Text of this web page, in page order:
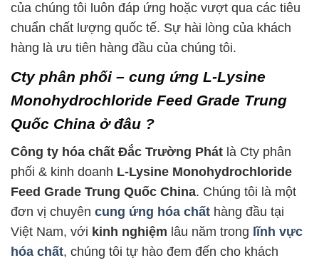
của chúng tôi luôn đáp ứng hoặc vượt qua các tiêu
chuẩn chất lượng quốc tế. Sự hài lòng của khách
hàng là ưu tiên hàng đầu của chúng tôi.
Cty phân phối – cung ứng L-Lysine
Monohydrochloride Feed Grade Trung
Quốc China ở đâu ?
Công ty hóa chất Đắc Trường Phát là Cty phân
phối & kinh doanh L-Lysine Monohydrochloride
Feed Grade Trung Quốc China. Chúng tôi là một
đơn vị chuyên cung ứng hóa chất hàng đầu tại
Việt Nam, với kinh nghiệm lâu năm trong lĩnh vực
hóa chất, chúng tôi tự hào đem đến cho khách